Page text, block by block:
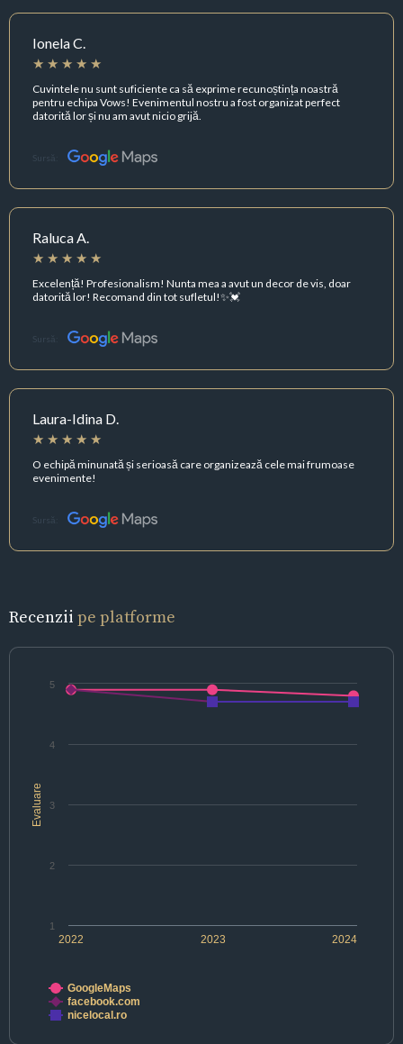
Ionela C.
Cuvintele nu sunt suficiente ca să exprime recunoștința noastră
pentru echipa Vows! Evenimentul nostru a fost organizat perfect
datorită lor și nu am avut nicio grijă.
Sursă:
Raluca A.
Excelență! Profesionalism! Nunta mea a avut un decor de vis, doar
datorită lor! Recomand din tot sufletul!✨💓
Sursă:
Laura-Idina D.
O echipă minunată și serioasă care organizează cele mai frumoase
evenimente!
Sursă:
Recenzii pe platforme
Evaluare
2022 2023 2024
1
2
3
4
5
GoogleMaps
facebook.com
nicelocal.ro